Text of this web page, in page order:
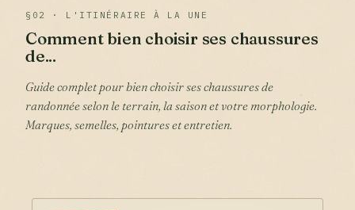
§02 · L'ITINÉRAIRE À LA UNE
Comment bien choisir ses chaussures
de...
Guide complet pour bien choisir ses chaussures de
randonnée selon le terrain, la saison et votre morphologie.
Marques, semelles, pointures et entretien.